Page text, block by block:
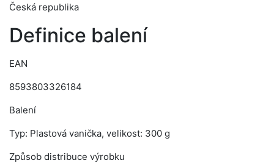
Česká republika
Definice balení
EAN
8593803326184
Balení
Typ: Plastová vanička, velikost: 300 g
Způsob distribuce výrobku